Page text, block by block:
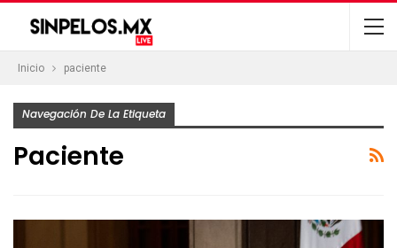
Inicio paciente
Navegación De La Etiqueta
Paciente